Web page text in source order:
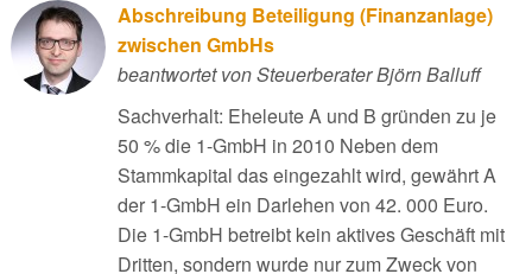
Abschreibung Beteiligung (Finanzanlage)
zwischen GmbHs
beantwortet von Steuerberater Björn Balluff
Sachverhalt: Eheleute A und B gründen zu je
50 % die 1-GmbH in 2010 Neben dem
Stammkapital das eingezahlt wird, gewährt A
der 1-GmbH ein Darlehen von 42. 000 Euro.
Die 1-GmbH betreibt kein aktives Geschäft mit
Dritten, sondern wurde nur zum Zweck von